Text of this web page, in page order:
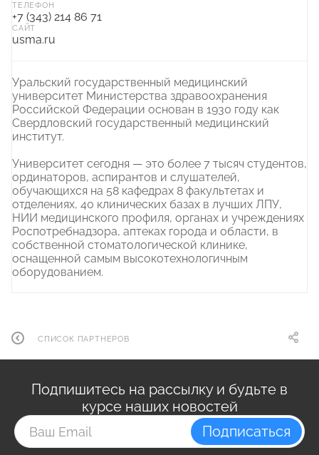
ТЕЛЕФОН
+7 (343) 214 86 71
САЙТ
usma.ru
Уральский государственный медицинский
университет Министерства здравоохранения
Российской Федерации основан в 1930 году как
Свердловский государственный медицинский
институт.
Университет сегодня — это более 7 тысяч студентов,
ординаторов, аспирантов и слушателей,
обучающихся на 58 кафедрах 8 факультетах и
отделениях, 40 клинических базах в лучших ЛПУ,
НИИ медицинского профиля, органах и учреждениях
Роспотребнадзора, аптеках города и области, в
собственной стоматологической клинике,
оснащенной самым высокотехнологичным
оборудованием.
СПИСОК ПАРТНЕРОВ
Подпишитесь на рассылку и будьте в
курсе наших новостей
Подписаться